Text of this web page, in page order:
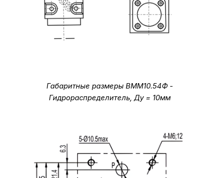
Габаритные размеры ВММ10.54Ф -
Гидрораспределитель, Ду = 10мм